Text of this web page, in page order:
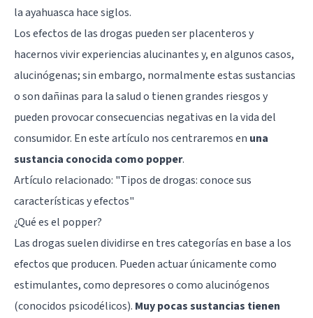
la ayahuasca hace siglos.
Los efectos de las drogas pueden ser placenteros y
hacernos vivir experiencias alucinantes y, en algunos casos,
alucinógenas; sin embargo, normalmente estas sustancias
o son dañinas para la salud o tienen grandes riesgos y
pueden provocarconsecuencias negativasen la vida del
consumidor. En este artículo nos centraremos en una
sustancia conocida como popper.
Artículo relacionado: "Tipos de drogas: conoce sus
características y efectos"
¿Qué es el popper?
Las drogas suelen dividirse en tres categorías en base a los
efectos que producen. Pueden actuar únicamente como
estimulantes, como depresores o como alucinógenos
(conocidos psicodélicos). Muy pocas sustancias tienen